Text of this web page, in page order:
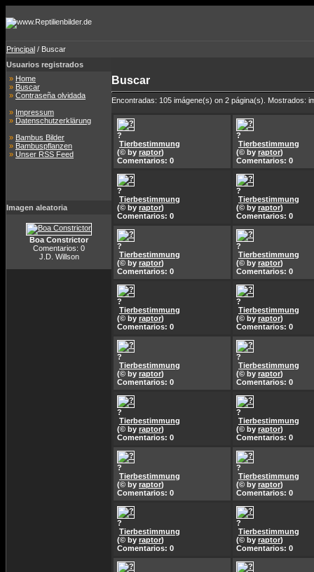
Principal / Buscar
Usuarios registrados
» Home
» Buscar
» Contraseña olvidada
» Impressum
» Datenschutzerklärung
» Bambus Bilder
» Bambuspflanzen
» Unser RSS Feed
Imagen aleatoria
Boa Constrictor
Comentarios: 0
J.D. Willson
Buscar
Encontradas: 105 imágene(s) on 2 página(s). Mostrados:
?
Tierbestimmung
(© by raptor)
Comentarios: 0
?
Tierbestimmung
(© by raptor)
Comentarios: 0
?
Tierbestimmung
(© by raptor)
Comentarios: 0
?
Tierbestimmung
(© by raptor)
Comentarios: 0
?
Tierbestimmung
(© by raptor)
Comentarios: 0
?
Tierbestimmung
(© by raptor)
Comentarios: 0
?
Tierbestimmung
(© by raptor)
Comentarios: 0
?
Tierbestimmung
(© by raptor)
Comentarios: 0
?
Tierbestimmung
(© by raptor)
Comentarios: 0
?
Tierbestimmung
(© by raptor)
Comentarios: 0
?
Tierbestimmung
(© by raptor)
Comentarios: 0
?
Tierbestimmung
(© by raptor)
Comentarios: 0
?
Tierbestimmung
(© by raptor)
Comentarios: 0
?
Tierbestimmung
(© by raptor)
Comentarios: 0
?
Tierbestimmung
(© by raptor)
Comentarios: 0
?
Tierbestimmung
(© by raptor)
Comentarios: 0